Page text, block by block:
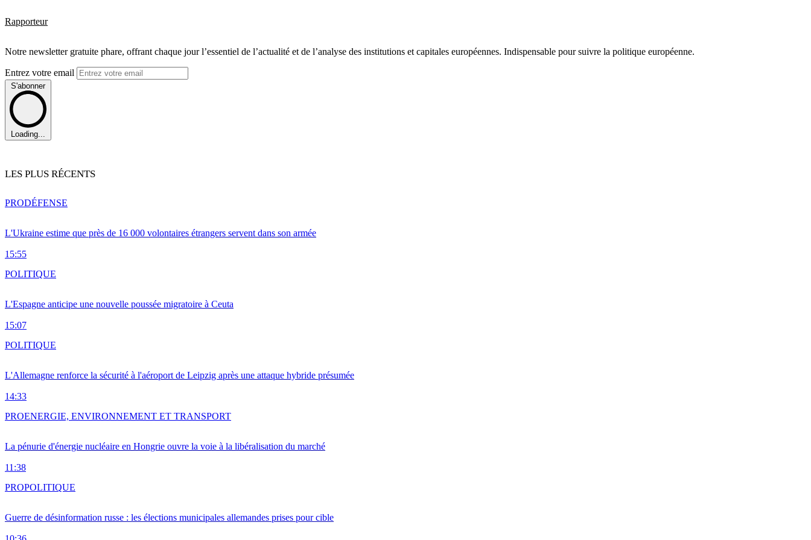
Rapporteur
Notre newsletter gratuite phare, offrant chaque jour l’essentiel de l’actualité et de l’analyse des institutions et capitales européennes. Indispensable pour suivre la politique européenne.
Entrez votre email
S'abonner
Loading...
LES PLUS RÉCENTS
L'Ukraine estime que près de 16 000 volontaires étrangers servent dans son armée
15:55
PRODÉFENSE
L'Espagne anticipe une nouvelle poussée migratoire à Ceuta
15:07
POLITIQUE
L'Allemagne renforce la sécurité à l'aéroport de Leipzig après une attaque hybride présumée
14:33
POLITIQUE
La pénurie d'énergie nucléaire en Hongrie ouvre la voie à la libéralisation du marché
11:38
PROENERGIE, ENVIRONNEMENT ET TRANSPORT
Guerre de désinformation russe : les élections municipales allemandes prises pour cible
PROPOLITIQUE